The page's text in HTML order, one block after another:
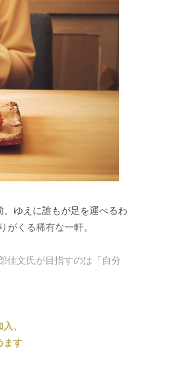
ゆえに誰もが足を運べるわ
くる稀有な一軒。
佳文氏が目指すのは「自分
、
ます